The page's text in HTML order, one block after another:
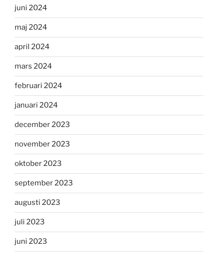
juni 2024
maj 2024
april 2024
mars 2024
februari 2024
januari 2024
december 2023
november 2023
oktober 2023
september 2023
augusti 2023
juli 2023
juni 2023